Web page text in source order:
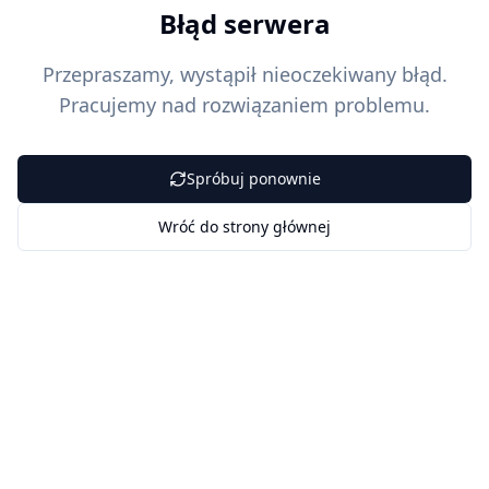
Błąd serwera
Przepraszamy, wystąpił nieoczekiwany błąd.
Pracujemy nad rozwiązaniem problemu.
Spróbuj ponownie
Wróć do strony głównej